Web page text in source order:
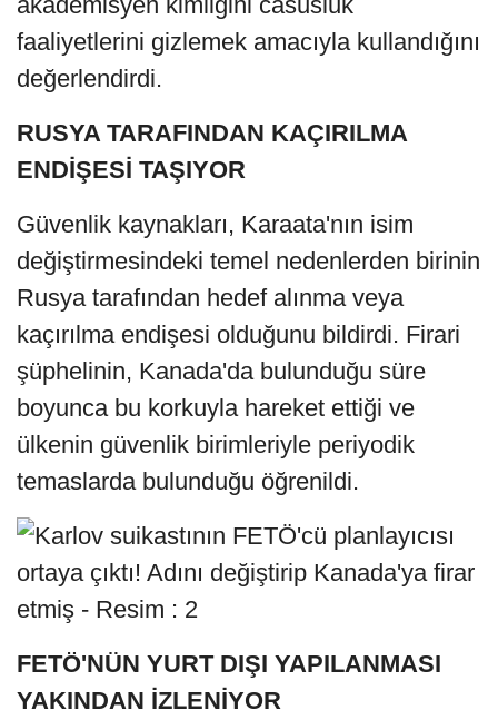
faaliyetlerini gizlemek amacıyla kullandığını
değerlendirdi.
RUSYA TARAFINDAN KAÇIRILMA
ENDİŞESİ TAŞIYOR
Güvenlik kaynakları, Karaata'nın isim
değiştirmesindeki temel nedenlerden birinin
Rusya tarafından hedef alınma veya
kaçırılma endişesi olduğunu bildirdi. Firari
şüphelinin, Kanada'da bulunduğu süre
boyunca bu korkuyla hareket ettiği ve
ülkenin güvenlik birimleriyle periyodik
temaslarda bulunduğu öğrenildi.
FETÖ'NÜN YURT DIŞI YAPILANMASI
YAKINDAN İZLENİYOR